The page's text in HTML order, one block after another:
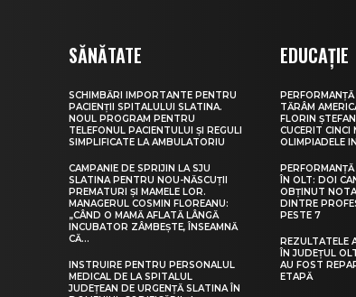
SĂNĂTATE
SCHIMBĂRI IMPORTANTE PENTRU
PACIENȚII SPITALULUI SLATINA.
NOUL PROGRAM PENTRU
TELEFONUL PACIENTULUI ȘI REGULI
SIMPLIFICATE LA AMBULATORIU
CAMPANIE DE SPRIJIN LA SJU
SLATINA PENTRU NOU-NĂSCUȚII
PREMATURI ȘI MAMELE LOR.
MANAGERUL COSMIN FLOREANU:
„CÂND O MAMĂ AFLATĂ LÂNGĂ
INCUBATOR ZÂMBEȘTE, ÎNSEAMNĂ
CĂ...
INSTRUIRE PENTRU PERSONALUL
MEDICAL DE LA SPITALUL
JUDEȚEAN DE URGENȚĂ SLATINA ÎN
EDUCAȚIE
TĂRÂM
FLORIN
CUCERIT CINCI
OLIMPIADELE
ÎN OLT: DOI
OBȚINUT
DINTRE
PESTE 7
REZULTATELE
ÎN JUDEȚUL
AU FOST
ETAPĂ